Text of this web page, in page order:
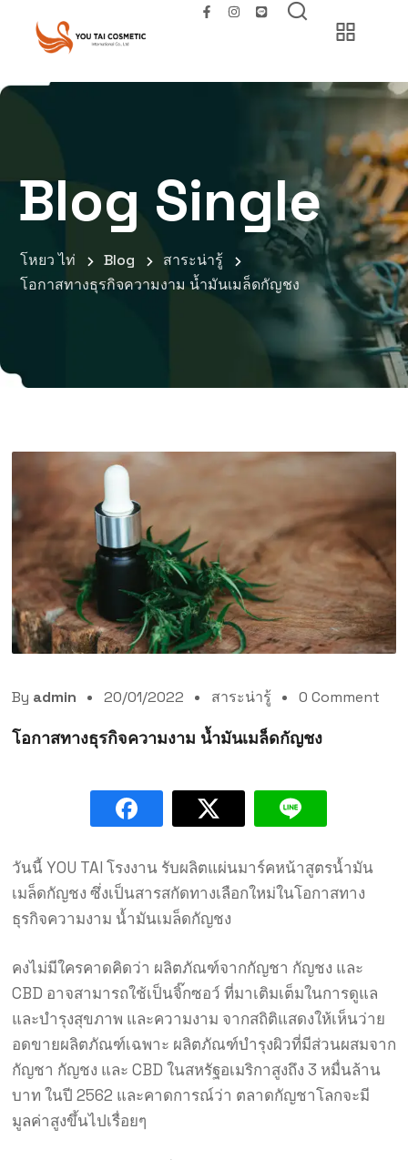
Blog Single
โหยว ไท่ Blog
สาระน่ารู้
โอกาสทางธุรกิจความงาม น้ำมันเมล็ดกัญชง
By admin 20/01/2022 สาระน่ารู้ 0 Comment
โอกาสทางธุรกิจความงาม น้ำมันเมล็ดกัญชง
วันนี้ YOU TAI โรงงาน รับผลิตแผ่นมาร์คหน้าสูตรน้ำมัน
เมล็ดกัญชง ซึ่งเป็นสารสกัดทางเลือกใหม่ในโอกาสทาง
ธุรกิจความงาม น้ำมันเมล็ดกัญชง
คงไม่มีใครคาดคิดว่า ผลิตภัณฑ์จากกัญชา กัญชง และ
CBD อาจสามารถใช้เป็นจิ๊กซอว์ ที่มาเติมเต็มในการดูแล
และบำรุงสุขภาพ และความงาม จากสถิติแสดงให้เห็นว่าย
อดขายผลิตภัณฑ์เฉพาะ ผลิตภัณฑ์บำรุงผิวที่มีส่วนผสมจาก
กัญชา กัญชง และ CBD ในสหรัฐอเมริกาสูงถึง 3 หมื่นล้าน
บาท ในปี 2562 และคาดการณ์ว่า ตลาดกัญชาโลกจะมี
มูลค่าสูงขึ้นไปเรื่อยๆ